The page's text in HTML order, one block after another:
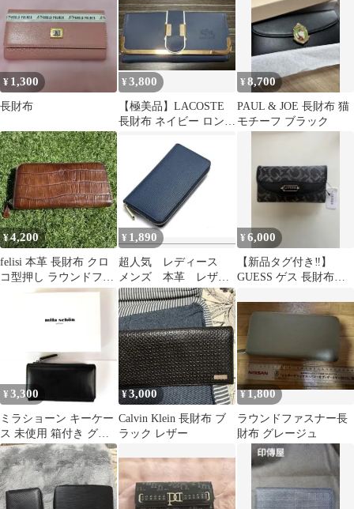
¥ 1,300
長財布
¥3,800
【極美品】LACOSTE
長財布 ネイビー ロング
¥8,700
PAUL & JOE 長財布 猫
モチーフ ブラック
¥4,200
felisi 本革 長財布 クロ
コ型押し ラウンドファ
スナー 長財布 イタリア
¥ 1,890
超人気 レディース
メンズ 本革 レザ
ー 長財布 ブルー
紺 青
¥6,000
【新品タグ付き‼️】
GUESS ゲス 長財布
¥ 3,300
ミラショーン キーケー
ス 未使用 箱付き グリ
ーン 本革 小銭入れ メ
ンズ
¥3,000
Calvin Klein 長財布 ブ
ラック レザー
¥1,800
ラウンドファスナー長
財布 グレージュ